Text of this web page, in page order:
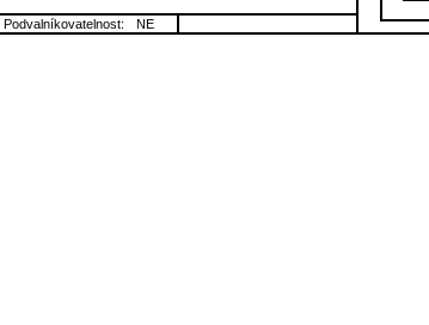
Podvalníkovatelnost: NE